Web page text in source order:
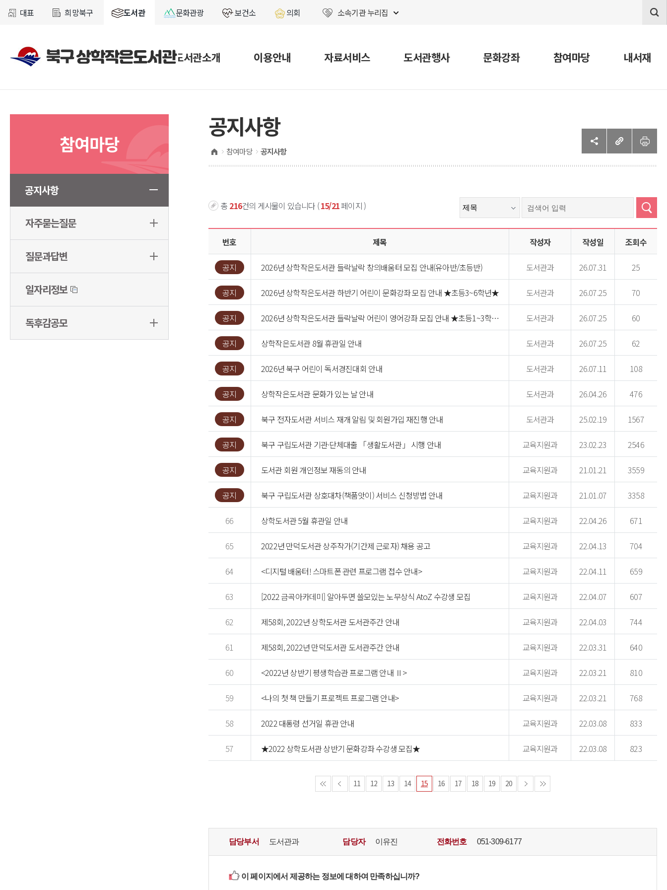
대표 희망북구 도서관 문화관광 보건소 의회 소속기관 누리집
도서관소개 이용안내 자료서비스 도서관행사 문화강좌 참여마당 내서재
참여마당
공지사항
자주묻는질문
질문과답변
일자리정보
독후감공모
공지사항
참여마당 공지사항
총 216건의 게시물이 있습니다 (15/21페이지 )
번호 제목 작성자 작성일 조회수
공지 2026년 상학작은도서관 들락날락 창의배움터 모집 안내(유아반/초등반) 도서관과 26.07.31 25
공지 2026년 상학작은도서관 하반기 어린이 문화강좌 모집 안내 ★초등3~6학년★ 도서관과 26.07.25 70
공지 2026년 상학작은도서관 들락날락 어린이 영어강좌 모집 안내 ★초등1~3학년★ 도서관과 26.07.25 60
공지 상학작은도서관 8월 휴관일 안내 도서관과 26.07.25 62
공지 2026년 북구 어린이 독서경진대회 안내 도서관과 26.07.11 108
공지 상학작은도서관 문화가 있는 날 안내 도서관과 26.04.26 476
공지 북구 전자도서관 서비스 재개 알림 및 회원가입 재진행 안내 도서관과 25.02.19 1567
공지 북구 구립도서관 기관·단체대출 「생활도서관」 시행 안내 교육지원과 23.02.23 2546
공지 도서관 회원 개인정보 재동의 안내 교육지원과 21.01.21 3559
공지 북구 구립도서관 상호대차(책품앗이) 서비스 신청방법 안내 교육지원과 21.01.07 3358
66 상학도서관 5월 휴관일 안내 교육지원과 22.04.26 671
65 2022년 만덕도서관 상주작가(기간제 근로자) 채용 공고 교육지원과 22.04.13 704
64 <디지털 배움터! 스마트폰 관련 프로그램 접수 안내> 교육지원과 22.04.11 659
63 [2022 금곡아카데미] 알아두면 쓸모있는 노무상식 AtoZ 수강생 모집 교육지원과 22.04.07 607
62 제58회, 2022년 상학도서관 도서관주간 안내 교육지원과 22.04.03 744
61 제58회, 2022년 만덕도서관 도서관주간 안내 교육지원과 22.03.31 640
60 <2022년 상반기 평생학습관 프로그램 안내 Ⅱ> 교육지원과 22.03.21 810
59 <나의 첫 책 만들기 프로젝트 프로그램 안내> 교육지원과 22.03.21 768
58 2022 대통령 선거일 휴관 안내 교육지원과 22.03.08 833
57 ★2022 상학도서관 상반기 문화강좌 수강생 모집★ 교육지원과 22.03.08 823
11 12 13 14 15 16 17 18 19 20
담당부서 도서관과 담당자 이유진 전화번호 051-309-6177
이 페이지에서 제공하는 정보에 대하여 만족하십니까?